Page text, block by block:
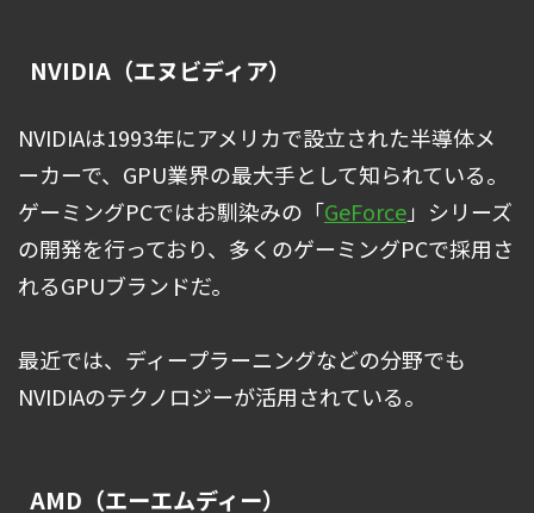
NVIDIA（エヌビディア）
NVIDIAは1993年にアメリカで設立された半導体メ
ーカーで、GPU業界の最大手として知られている。
ゲーミングPCではお馴染みの「GeForce」シリーズ
の開発を行っており、多くのゲーミングPCで採用さ
れるGPUブランドだ。
最近では、ディープラーニングなどの分野でも
NVIDIAのテクノロジーが活用されている。
AMD（エーエムディー）